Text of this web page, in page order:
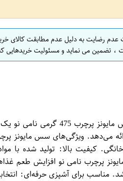
عدم رضایت به دلیل عدم مطابقت کالای
تضمین می نماید و مسئولیت خریدهایی
سس مایونز پرچرب 475 گرمی
می‌دهد. ویژگی‌های سس مایونز
ایده‌آل برای مصارف خانگی. کیفیت
پرچرب نامی نو افزایش طعم
برای آشپزی حرفه‌ای: